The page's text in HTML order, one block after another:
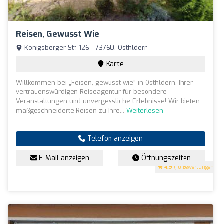
Reisen, Gewusst Wie
4.9 (10 Bewertungen)
Königsberger Str. 126 - 73760, Ostfildern
Karte
Willkommen bei „Reisen, gewusst wie“ in Ostfildern, Ihrer
vertrauenswürdigen Reiseagentur für besondere
Veranstaltungen und unvergessliche Erlebnisse! Wir bieten
maßgeschneiderte Reisen zu Ihre... Weiterlesen
Telefon anzeigen
E-Mail anzeigen Öffnungszeiten